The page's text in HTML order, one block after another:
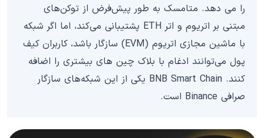
را می دهد. متامسک به طور پیش‌فرض از توکن‌های
مبتنی بر اتریوم و اتر ETH پشتیبانی می‌کند، اما اگر شبکه
با ماشین مجازی اتریوم (EVM) سازگار باشد، کاربران کیف
پول می‌توانند ادغام با بلاک چین های بیشتری را اضافه
کنند. BNB Smart Chain یکی از این شبکه‌های سازگار
صرافی Binance است.